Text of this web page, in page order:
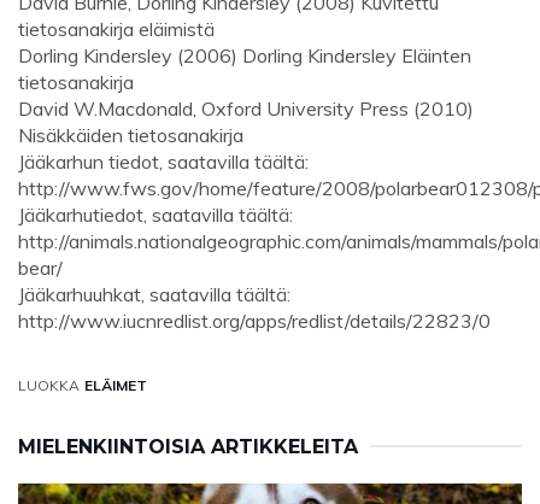
tietosanakirja eläimistä
Dorling Kindersley (2006) Dorling Kindersley Eläinten
tietosanakirja
David W.Macdonald, Oxford University Press (2010)
Nisäkkäiden tietosanakirja
Jääkarhun tiedot, saatavilla täältä:
http://www.fws.gov/home/feature/2008/polarbear012308/
Jääkarhutiedot, saatavilla täältä:
http://animals.nationalgeographic.com/animals/mammals/
bear/
Jääkarhuuhkat, saatavilla täältä:
http://www.iucnredlist.org/apps/redlist/details/22823/0
LUOKKA ELÄIMET
MIELENKIINTOISIA ARTIKKELEITA